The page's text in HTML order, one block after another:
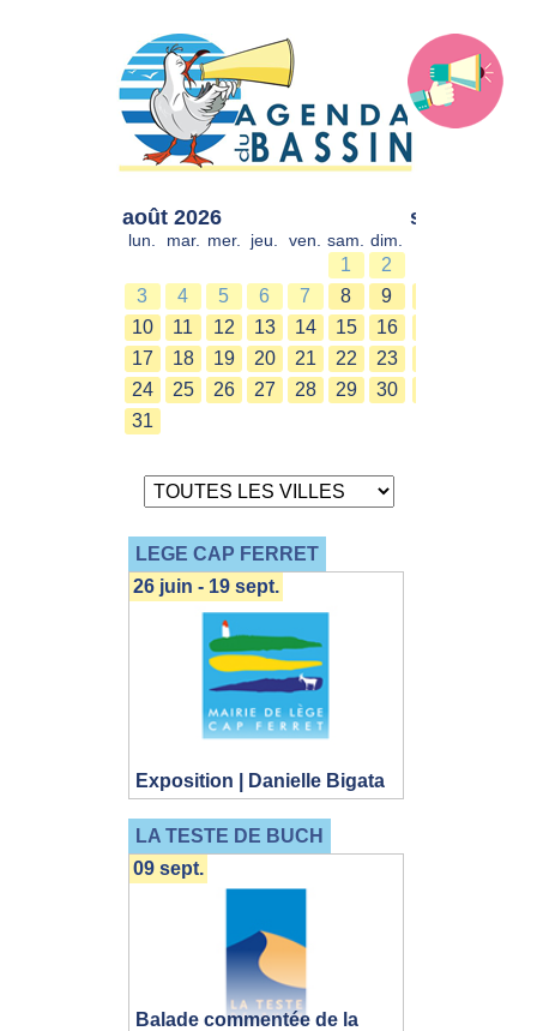
août 2026
lun. mar. mer. jeu. ven. sam. dim.
1
2
3
4 5 6 7 8
9
10
11 12 13 14 15
16
17
18 19 20 21 22
23
24
25 26 27 28 29
30
31
sept. 2026
LEGE CAP FERRET
Exposition | Danielle Bigata
26 juin - 19 sept.
LA TESTE DE BUCH
Balade commentée de la
09 sept.